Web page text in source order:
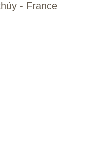
- France